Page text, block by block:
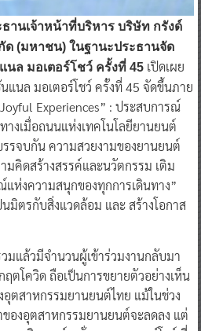
ธานเจ้าหน้าที่บริหาร บริษัท กรังด์
ด (มหาชน) ในฐานะประธานจัด
นล มอเตอร์โชว์ ครั้งที่ 45เปิดเผย
แนล มอเตอร์โชว์ ครั้งที่ 45 จัดขึ้นภาย
Experiences” : ประสบการณ์
างเมื่อถนนแห่งเทคโนโลยียานยนต์
รรจบกัน ความสวยงามของยานยนต์
มคิดสร้างสรรค์และนวัตกรรม เติม
ห่งความสนุกของทุกการเดินทาง”
มิตรกับสิ่งแวดล้อม และ สร้างโอกาส
มแล้วมีจำนวนผู้เข้าร่วมงานกลับมา
ฤตโควิด ถือเป็นการขยายตัวอย่างเห็น
ตสาหกรรมยานยนต์ไทย แม้ในช่วง
องอุตสาหกรรมยานยนต์จะลดลง แต่